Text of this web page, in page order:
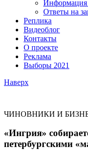
Информация
Ответы на
Реплика
Видеоблог
Контакты
О проекте
Реклама
Выборы 2021
Наверх
ЧИНОВНИКИ И
«Ингрия»
петербургскими